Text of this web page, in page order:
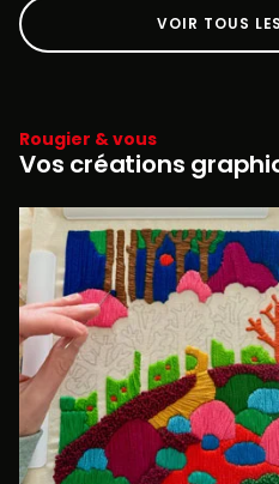
VOIR TOUS
Rougier & vous
Vos créations